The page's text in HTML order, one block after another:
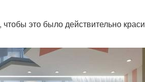
это было действительно